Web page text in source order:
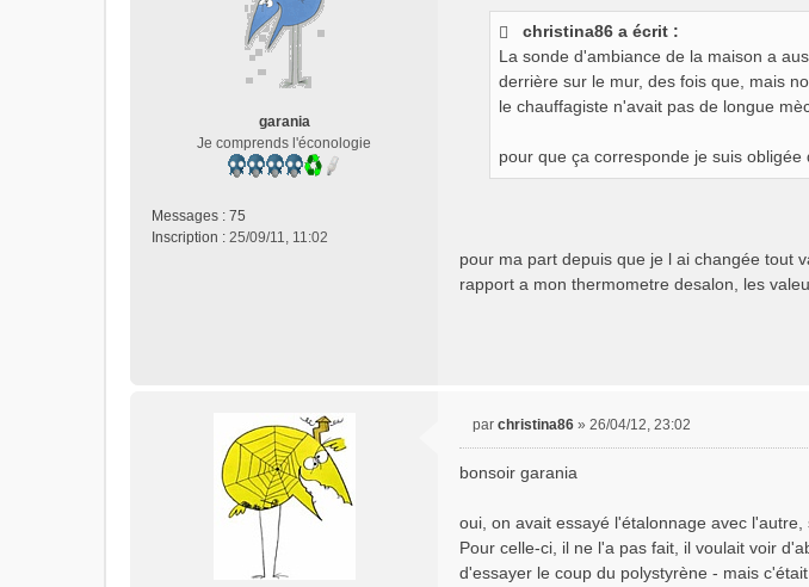
garania
Je comprends l'éconologie
Messages : 75
Inscription : 25/09/11, 11:02
christina86 a écrit :
La sonde d'ambiance de la maison a
derrière sur le mur, des fois que, mais
le chauffagiste n'avait pas de longue
pour que ça corresponde je suis obligée
pour ma part depuis que je l ai changée tout
rapport a mon thermometre desalon, les
s
a
g
e
par christina86 » 26/04/12, 23:02
bonsoir garania
oui, on avait essayé l'étalonnage avec l'autre,
Pour celle-ci, il ne l'a pas fait, il voulait voir
d'essayer le coup du polystyrène - mais